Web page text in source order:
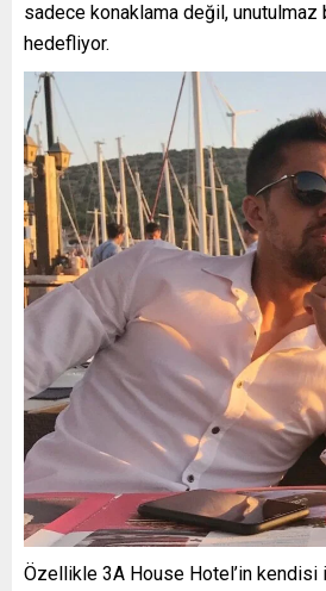
sadece konaklama değil, unutulmaz
hedefliyor.
Özellikle 3A House Hotel’in kendisi